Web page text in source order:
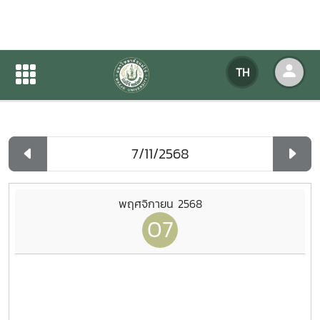
TH
ปฏิทินกิจกรรมของหน่วยงาน
ปฏิทินกิจกรรมของหน่วยงาน
พฤศจิกายน 2568
07